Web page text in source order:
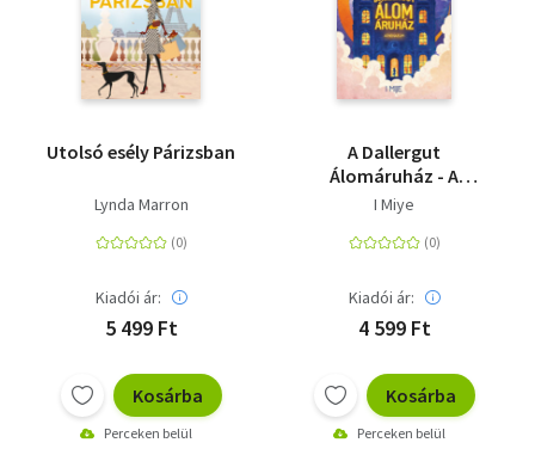
Utolsó esély Párizsban
Lynda Marron
Kiadói ár:
5 499 Ft
Kosárba
Perceken belül
A Dallergut
Álomáruház - A
rendelt álom
I Miye
Kiadói ár:
4 599 Ft
Kosárba
Perceken belül